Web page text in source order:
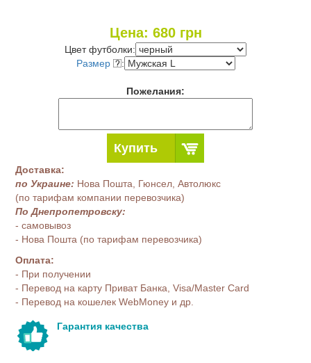
Цена: 680грн
Цвет футболки:
Размер
:
Пожелания:
Купить
Доставка:
по Украине: Нова Пошта, Гюнсел, Автолюкс
(по тарифам компании перевозчика)
По Днепропетровску:
- самовывоз
- Нова Пошта (по тарифам перевозчика)
Оплата:
- При получении
- Перевод на карту Приват Банка, Visa/Master Card
- Перевод на кошелек WebMoney и др.
Гарантия качества